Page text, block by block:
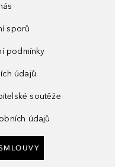
sporů
podmínky
údajů
soutěže
údajů